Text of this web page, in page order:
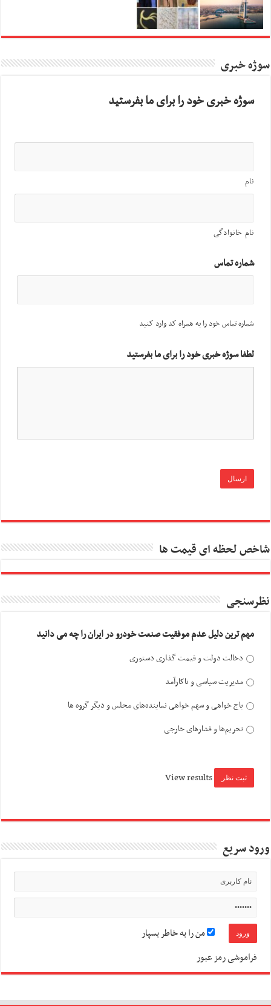
سوژه خبری
سوژه خبری خود را برای ما بفرستید
نام
نام خانوادگی
شماره تماس
شماره تماس خود را به همراه کد وارد کنید
لطفا سوژه خبری خود را برای ما بفرستید
شاخص لحظه ای قیمت ها
نظرسنجی
مهم ترین دلیل عدم موفقیت صنعت خودرو در ایران را چه می دانید
دخالت دولت و قیمت گذاری دستوری
مدیریت سیاسی و ناکارآمد
باج خواهی و سهم خواهی نماینده‌های مجلس و دیگر گروه ها
تحریم‌ها و فشارهای خارجی
View results
ورود سریع
من را به خاطر بسپار
فراموشی رمز عبور